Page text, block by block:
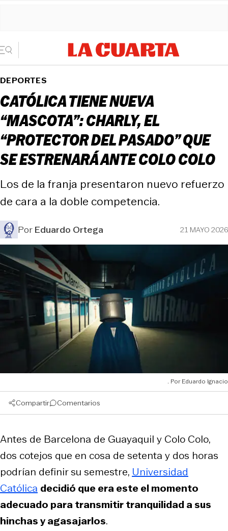
DEPORTES
CATÓLICA TIENE NUEVA
“MASCOTA”: CHARLY, EL
“PROTECTOR DEL PASADO” QUE
SE ESTRENARÁ ANTE COLO COLO
Los de la franja presentaron nuevo refuerzo
de cara a la doble competencia.
PorEduardo Ortega 21 MAYO 2026
Eduardo Ignacio
Compartir Comentarios
Antes de Barcelona de Guayaquil y Colo Colo,
dos cotejos que en cosa de setenta y dos horas
podrían definir su semestre, Universidad
Católica decidió que era este el momento
adecuado para transmitir tranquilidad a sus
hinchas y agasajarlos.